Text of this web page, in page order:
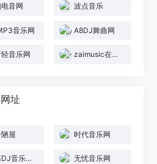
音网 波点音乐
音乐网 A8DJ舞曲网
音乐网 zaimusic在音乐
址
屋 时代音乐网
柯基DJ音乐网 www.kejidj.com 无忧音乐网